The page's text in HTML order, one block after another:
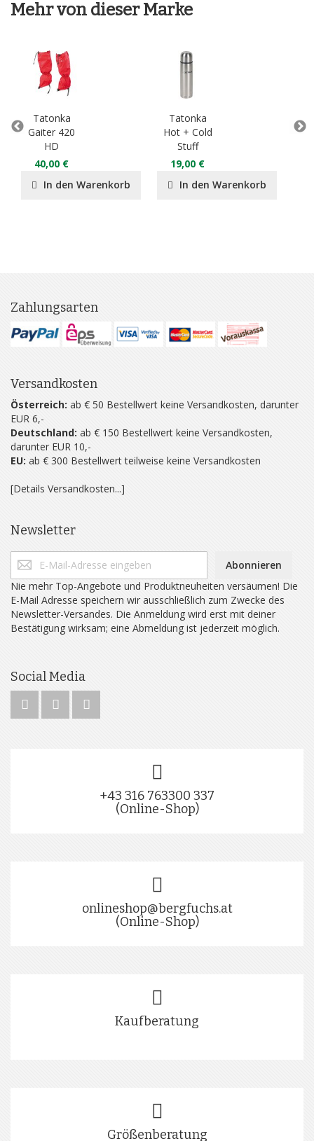
Mehr von dieser Marke
Tatonka
Gaiter 420
HD
40,00 €
In den Warenkorb
Tatonka
Hot + Cold
Stuff
19,00 €
In den Warenkorb
Zahlungsarten
Versandkosten
Österreich: ab € 50 Bestellwert keine Versandkosten, darunter
EUR 6,-
Deutschland: ab € 150 Bestellwert keine Versandkosten,
darunter EUR 10,-
EU: ab € 300 Bestellwert teilweise keine Versandkosten
[Details Versandkosten...]
Newsletter
Abonnieren
Nie mehr Top-Angebote und Produktneuheiten versäumen! Die
E-Mail Adresse speichern wir ausschließlich zum Zwecke des
Newsletter-Versandes. Die Anmeldung wird erst mit deiner
Bestätigung wirksam; eine Abmeldung ist jederzeit möglich.
Social Media
+43 316 763300 337
(Online-Shop)
onlineshop@bergfuchs.at
(Online-Shop)
Kaufberatung
Größenberatung